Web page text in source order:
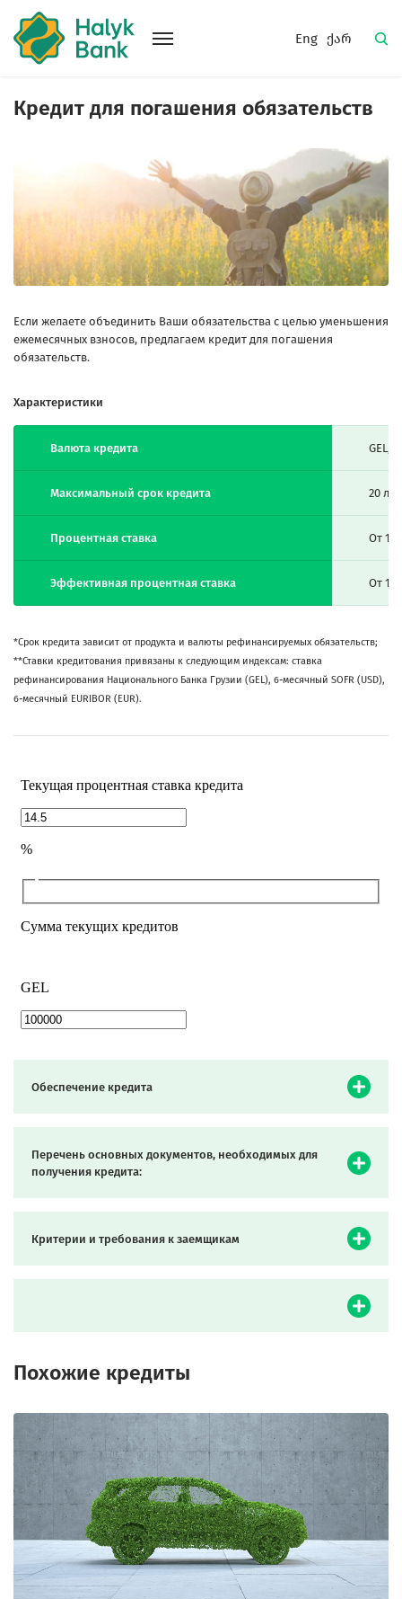
Eng ქარ
Кредит для погашения обязательств
Если желаете объединить Ваши обязательства с целью уменьшения
ежемесячных взносов, предлагаем кредит для погашения
обязательств.
Характеристики
Валюта кредита GEL,
Максимальный срок кредита 20 лет
Процентная ставка От
Эффективная процентная ставка От
*Срок кредита зависит от продукта и валюты рефинансируемых обязательств;
**Ставки кредитования привязаны к следующим индексам: ставка
рефинансирования Национального Банка Грузии (GEL), 6-месячный SOFR (USD),
6-месячный EURIBOR (EUR).
Обеспечение кредита
Перечень основных документов, необходимых для
получения кредита:
Критерии и требования к заемщикам
Похожие кредиты